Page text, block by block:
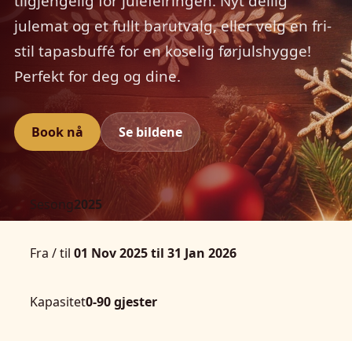
julemat og et fullt barutvalg, eller velg en fri-
stil tapasbuffé for en koselig førjulshygge!
Perfekt for deg og dine.
Book nå Se bildene
Sesong2025
Fra / til 01 Nov 2025 til 31 Jan 2026
Kapasitet0-90 gjester